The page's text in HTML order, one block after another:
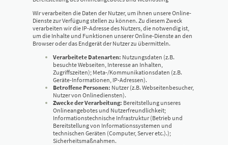
Wir verarbeiten die Daten der Nutzer, um ihnen unsere Online-
Dienste zur Verfügung stellen zu können. Zu diesem Zweck
verarbeiten wir die IP-Adresse des Nutzers, die notwendig ist,
um die Inhalte und Funktionen unserer Online-Dienste an den
Browser oder das Endgerät der Nutzer zu übermitteln.
Verarbeitete Datenarten: Nutzungsdaten (z.B.
besuchte Webseiten, Interesse an Inhalten,
Zugriffszeiten); Meta-/Kommunikationsdaten (z.B.
Geräte-Informationen, IP-Adressen).
Betroffene Personen: Nutzer (z.B. Webseitenbesucher,
Nutzer von Onlinediensten).
Zwecke der Verarbeitung: Bereitstellung unseres
Onlineangebotes und Nutzerfreundlichkeit;
Informationstechnische Infrastruktur (Betrieb und
Bereitstellung von Informationssystemen und
technischen Geräten (Computer, Server etc.).);
Sicherheitsmaßnahmen.